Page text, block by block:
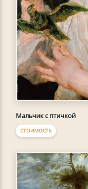
Мальчик с птичкой
СТОИМОСТЬ